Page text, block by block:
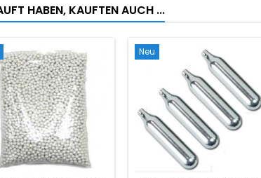
HABEN, KAUFTEN AUCH ...
Neu